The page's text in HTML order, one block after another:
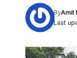
Last
ByAmit